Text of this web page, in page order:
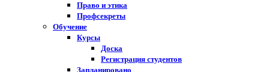
Право и этика
Профсекреты
Обучение
Курсы
Доска
Регистрация студентов
Запланировано